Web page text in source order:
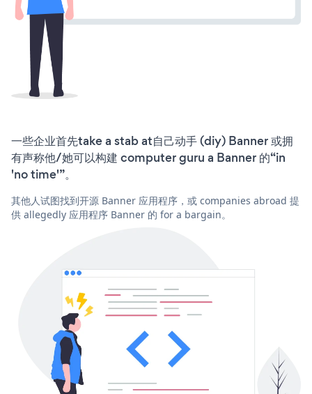
一些企业首先take a stab at自己动手 (diy) Banner 或拥
有声称他/她可以构建 computer guru a Banner 的“in
'no time'”。
其他人试图找到开源 Banner 应用程序，或 companies abroad 提
供 allegedly 应用程序 Banner 的 for a bargain。